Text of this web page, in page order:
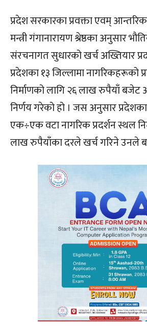
प्रदेश सरकारका प्रवक्ता एवम्
मन्त्री गंगानारायण श्रेष्ठका अनुसार
संरचनागत सुधारको खर्च अख्तियार
प्रदेशका १३ जिल्लामा नागरिकहरूको
निर्माणको लागि २६ लाख रुपैयाँ बजेट
निर्णय गरेको हो । जस अनुसार
एक÷एक वटा नागरिक प्रदर्शन स्थल
लाख रुपैयाँका दरले खर्च गरिने उनले